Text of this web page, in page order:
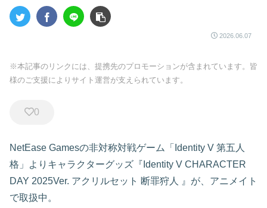
2026.06.07
※本記事のリンクには、提携先のプロモーションが含まれています。皆
様のご支援によりサイト運営が支えられています。
0
NetEase Gamesの非対称対戦ゲーム「Identity V 第五人
格」よりキャラクターグッズ『Identity V CHARACTER
DAY 2025Ver. アクリルセット 断罪狩人
』が、アニメイト
で取扱中。